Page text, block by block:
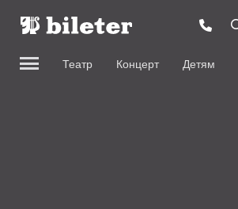
Театр Концерт Детям